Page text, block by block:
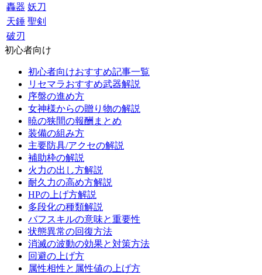
轟器 妖刀
天錘 聖剣
破刃
初心者向け
初心者向けおすすめ記事一覧
リセマラおすすめ武器解説
序盤の進め方
女神様からの贈り物の解説
暁の狭間の報酬まとめ
装備の組み方
主要防具/アクセの解説
補助枠の解説
火力の出し方解説
耐久力の高め方解説
HPの上げ方解説
多段化の種類解説
バフスキルの意味と重要性
状態異常の回復方法
消滅の波動の効果と対策方法
回避の上げ方
属性相性と属性値の上げ方